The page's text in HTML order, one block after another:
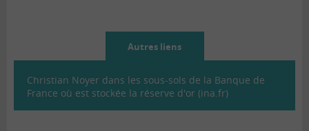
Autres liens
Christian Noyer dans les sous-sols de la Banque de
France où est stockée la réserve d'or (ina.fr)